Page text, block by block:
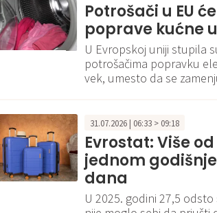
Potrošači u EU
poprave kućne
U Evropskoj uniji stupila
potrošačima popravku
vek, umesto da se
31.07.2026 | 06:33 > 09:18
Evrostat: Više
jednom
dana
U 2025. godini 27,5